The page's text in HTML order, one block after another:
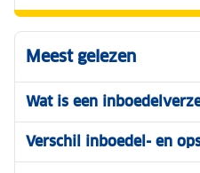
Meest gelezen
Wat is een
Verschil inboedel- en